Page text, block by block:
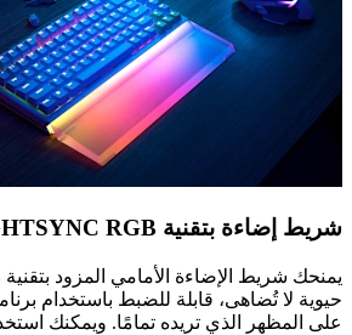
شريط إضاءة بتقنية LIGHTSYNC RGB
على المظهر الذي تريده تمامًا. ويمكنك